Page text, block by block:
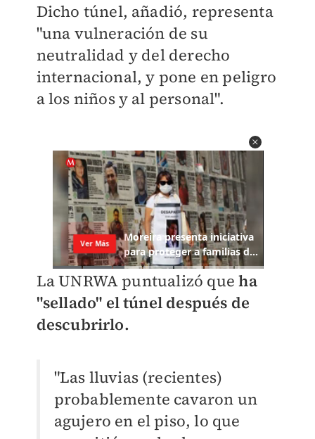
Dicho túnel, añadió, representa
"una vulneración de su
neutralidad y del derecho
internacional, y pone en peligro
a los niños y al personal".
La UNRWA puntualizó que ha
"sellado" el túnel después de
descubrirlo.
"Las lluvias (recientes)
probablemente cavaron un
agujero en el piso, lo que